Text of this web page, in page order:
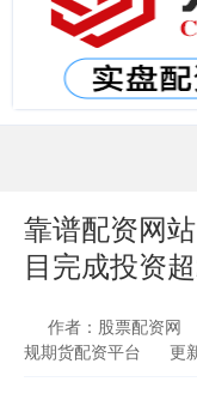
靠谱配资网
目完成投资
作者：股票配资网
规期货配资平台
更